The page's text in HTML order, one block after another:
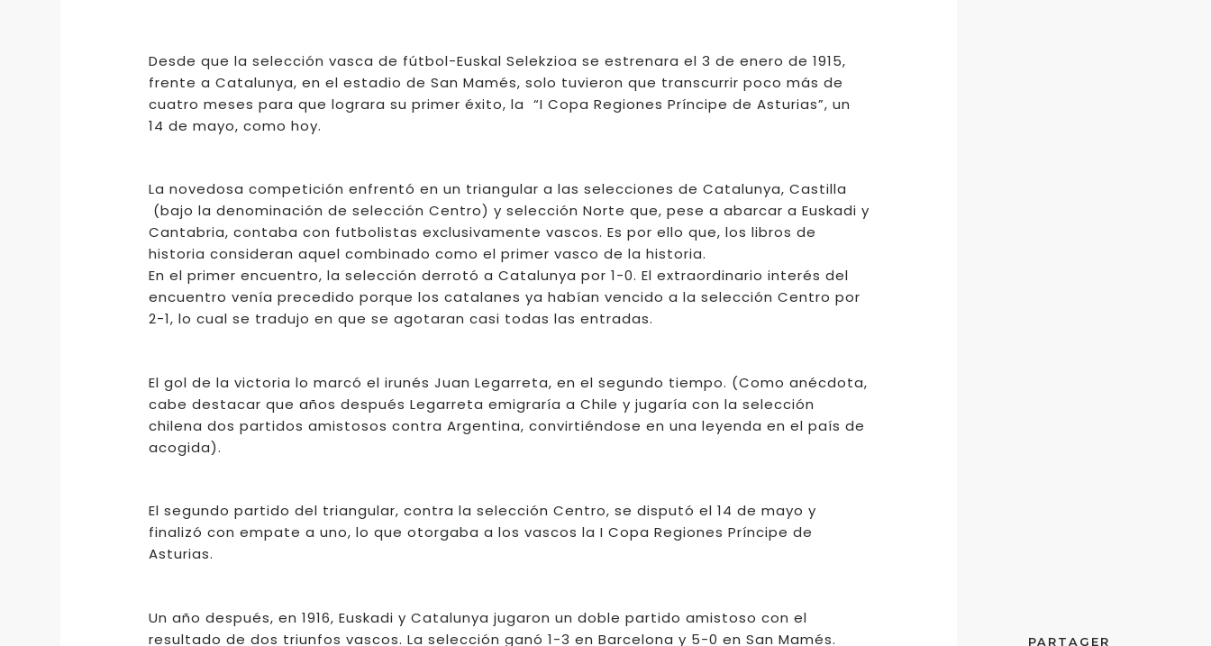
Desde que la selección vasca de fútbol-Euskal Selekzioa se estrenara el 3 de enero de 1915,
frente a Catalunya, en el estadio de San Mamés, solo tuvieron que transcurrir poco más de
cuatro meses para que lograra su primer éxito, la “I Copa Regiones Príncipe de Asturias”, un
14 de mayo, como hoy.
La novedosa competición enfrentó en un triangular a las selecciones de Catalunya, Castilla
(bajo la denominación de selección Centro) y selección Norte que, pese a abarcar a Euskadi y
Cantabria, contaba con futbolistas exclusivamente vascos. Es por ello que, los libros de
historia consideran aquel combinado como el primer vasco de la historia.
En el primer encuentro, la selección derrotó a Catalunya por 1-0. El extraordinario interés del
encuentro venía precedido porque los catalanes ya habían vencido a la selección Centro por
2-1, lo cual se tradujo en que se agotaran casi todas las entradas.
El gol de la victoria lo marcó el irunés Juan Legarreta, en el segundo tiempo. (Como anécdota,
cabe destacar que años después Legarreta emigraría a Chile y jugaría con la selección
chilena dos partidos amistosos contra Argentina, convirtiéndose en una leyenda en el país de
acogida).
El segundo partido del triangular, contra la selección Centro, se disputó el 14 de mayo y
finalizó con empate a uno, lo que otorgaba a los vascos la I Copa Regiones Príncipe de
Asturias.
Un año después, en 1916, Euskadi y Catalunya jugaron un doble partido amistoso con el
resultado de dos triunfos vascos. La selección ganó 1-3 en Barcelona y 5-0 en San Mamés.
PARTAGER